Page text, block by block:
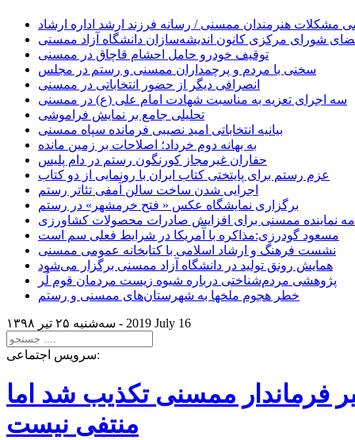
مشکلات هنرمندان ممسنی / رسانه فرزند ارشد اداره ارشاد
شورای مرکزی کانون اندیشه‌سازان دانشگاه آزاد ممسنی
توقیف خودرو حامل احشام قاچاق در ممسنی
سخنی با مردم و پرچمداران ممسنی و رستم در مجلس
انصرافی دیگر از حضور انتخاباتی در ممسنی
سه اجرای تعزیه به مناسبت شهادت امام علی (ع) در ممسنی
تحلیلی جامع بر نمایش فراموشی
بیانیه انتخاباتی امید نصیبی فرمانده سپاه ممسنی
به بهانه دوم خرداد؛ اصلاحات بر زمین مانده
حفاران غیرمجاز کورنگون رستم در دام پلیس
عزم رستم برای پایتختی کتاب ایران با رونمایی از دو کتاب
اجرایی شدن ساخت سالن آمفی تئاتر رستم
برگزاری نمایشگاه عکس « فتح خرمشهر» در رستم
نماینده ممسنی برای افزایش صادرات محصولات کشاورزی
مسعود گودرزی:مذاکره با آمریکا در شرایط فعلی سم است
نشست فرهنگ و ارشاد اسلامی با کتابخانه عمومی ممسنی
همایش رونق تولید در دانشگاه آزاد ممسنی برگزار می‌شود
پژوهشی مردم‌شناختی درباره شیوه زیست مردمان قوم لُر
خطر هجوم ملخها به شهرستان‌های ممسنی و رستم
سه‌شنبه ۲۵ تير ۱۳۹۸ - 2019 July 16
سرویس اجتماعی:
فرماندار ممسنی تکذیب شد اما
منتفی نیست